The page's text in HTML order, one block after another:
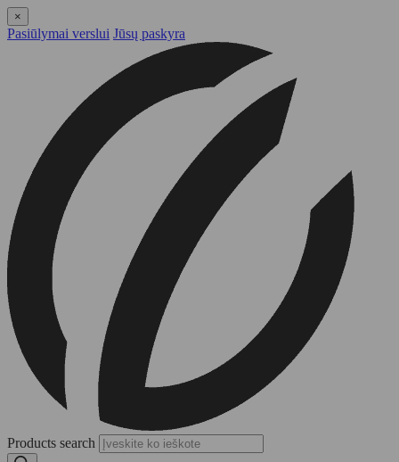
×
Pasiūlymai verslui Jūsų paskyra
Products search